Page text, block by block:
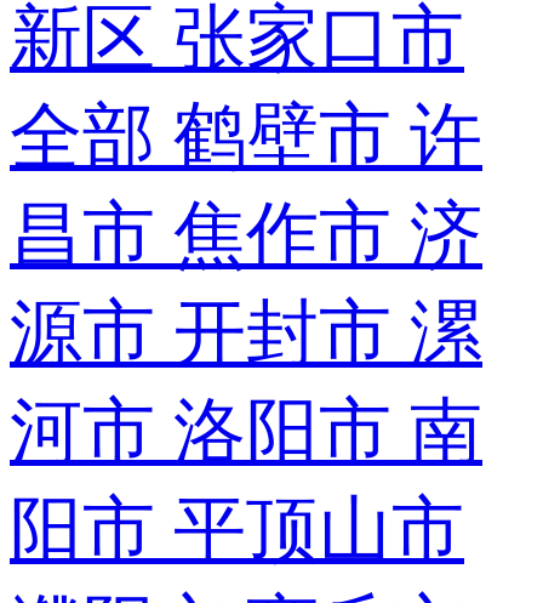
新区 张家口市
全部 鹤壁市 许
昌市 焦作市 济
源市 开封市 漯
河市 洛阳市 南
阳市 平顶山市